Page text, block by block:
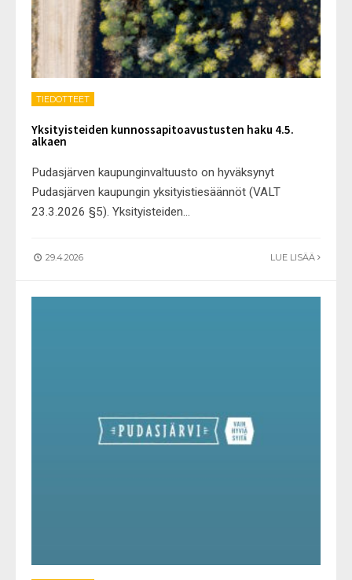
TIEDOTTEET
Yksityisteiden kunnossapitoavustusten haku 4.5.
alkaen
Pudasjärven kaupunginvaltuusto on hyväksynyt
Pudasjärven kaupungin yksityistiesäännöt (VALT
23.3.2026 §5). Yksityisteiden
29.4.2026 LUE LISÄÄ